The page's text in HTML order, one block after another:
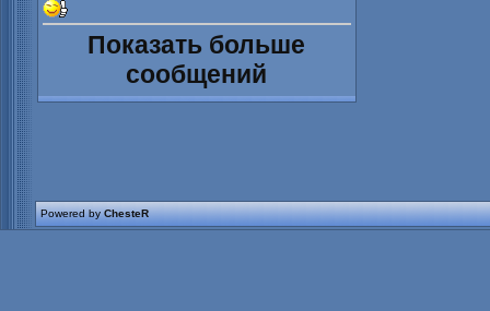
Показать больше
сообщений
Powered byChesteR